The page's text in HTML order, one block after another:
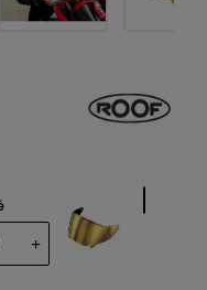
Foncé